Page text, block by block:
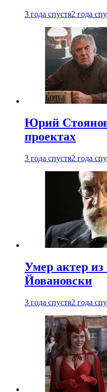
3 года спустя2 года
Юрий
проектах
3 года спустя2 года
Умер актер
Йовановски
3 года спустя2 года